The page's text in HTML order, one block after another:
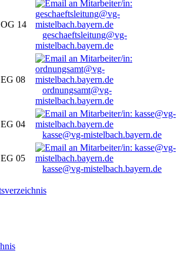
OG 14
geschaeftsleitung@vg-
mistelbach.bayern.de
EG 08
ordnungsamt@vg-
mistelbach.bayern.de
EG 04
kasse@vg-mistelbach.bayern.de
EG 05
kasse@vg-mistelbach.bayern.de